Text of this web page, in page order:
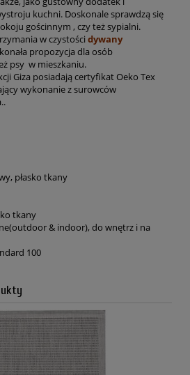
kuchni. Doskonale sprawdzą się
gościnnym , czy też sypialni.
w czystości dywany
propozycja dla osób
psy w mieszkaniu.
Giza posiadają certyfikat Oeko Tex
wykonanie z surowców
płasko tkany
tkany
& indoor), do wnętrz i na
100